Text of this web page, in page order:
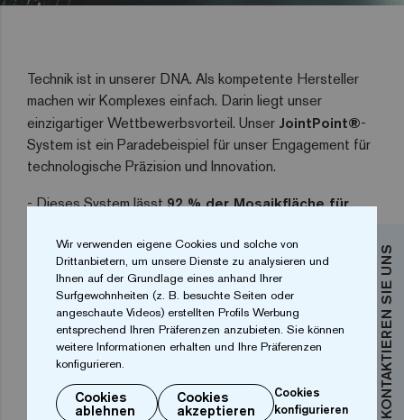
Technik ist in unserer DNA. Als kompetente Hersteller
machen wir Komplexes einfach. Darin liegt unser
einzigartiger Wettbewerbsvorteil. Unser JointPoint®-
System ist ein Paradebeispiel für unser Engagement für
technologische Präzision und Innovation.
- Dieses System lässt92 % der Mosaikfläche für
längere Haltbarkeit bedeutet.
- Seine einzigartige Zusammensetzung passt sich jeder
Kurve oder Form an und gewährleistet maximale
Flexibilität und Festigkeit. Das Arbeiten um
Hindernisse herum ist mit dem einfachen, leicht zu
schneidenden System unkompliziert.
- Seine Flexibilität und Anpassbarkeit machen es extrem
KONTAKTIEREN SIE UNS
Wir verwenden eigene Cookies und solche von
Drittanbietern, um unsere Dienste zu analysieren und
Ihnen auf der Grundlage eines anhand Ihrer
Surfgewohnheiten (z. B. besuchte Seiten oder
angeschaute Videos) erstellten Profils Werbung
entsprechend Ihren Präferenzen anzubieten. Sie können
weitere Informationen erhalten und Ihre Präferenzen
konfigurieren.
Cookies
ablehnen
Cookies
akzeptieren
Cookies
konfigurieren